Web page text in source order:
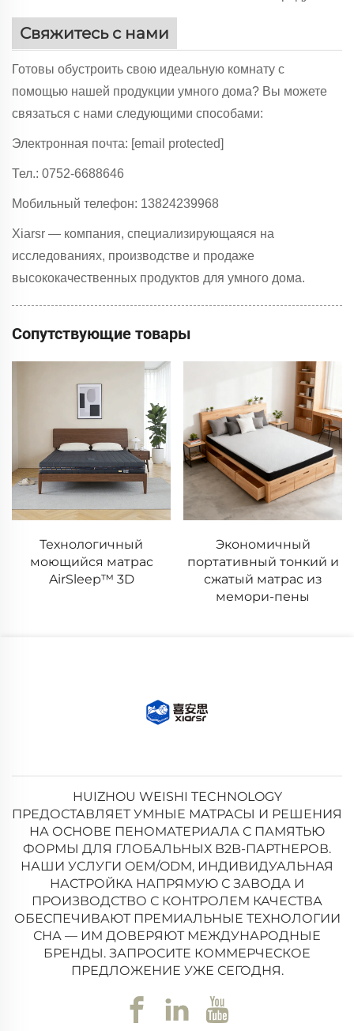
Свяжитесь с нами
Готовы обустроить свою идеальную комнату с
помощью нашей продукции умного дома? Вы можете
связаться с нами следующими способами:
Электронная почта: [email protected]
Тел.: 0752-6688646
Мобильный телефон: 13824239968
Xiarsr — компания, специализирующаяся на
исследованиях, производстве и продаже
высококачественных продуктов для умного дома.
Сопутствующие товары
Экономичный
портативный тонкий и
сжатый матрас из
Дышащая
анатомическая
подушка-бабочка для
поддержки
HUIZHOU WEISHI TECHNOLOGY
ПРЕДОСТАВЛЯЕТ УМНЫЕ МАТРАСЫ И РЕШЕНИЯ
НА ОСНОВЕ ПЕНОМАТЕРИАЛА С ПАМЯТЬЮ
ФОРМЫ ДЛЯ ГЛОБАЛЬНЫХ B2B-ПАРТНЕРОВ.
НАШИ УСЛУГИ OEM/ODM, ИНДИВИДУАЛЬНАЯ
НАСТРОЙКА НАПРЯМУЮ С ЗАВОДА И
ПРОИЗВОДСТВО С КОНТРОЛЕМ КАЧЕСТВА
ОБЕСПЕЧИВАЮТ ПРЕМИАЛЬНЫЕ ТЕХНОЛОГИИ
СНА — ИМ ДОВЕРЯЮТ МЕЖДУНАРОДНЫЕ
БРЕНДЫ. ЗАПРОСИТЕ КОММЕРЧЕСКОЕ
ПРЕДЛОЖЕНИЕ УЖЕ СЕГОДНЯ.